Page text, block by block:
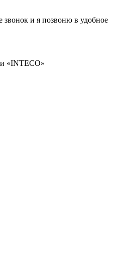
звонок и я позвоню в удобное
«INTECO»